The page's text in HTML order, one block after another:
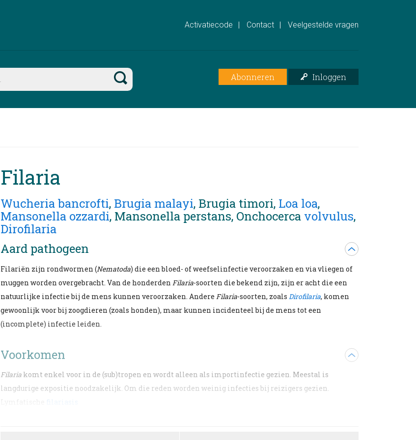
Activatiecode Contact Veelgestelde vragen
Abonneren Inloggen
Filaria
Wucheria bancrofti, Brugia malayi, Brugia timori, Loa loa,
Mansonella ozzardi, Mansonella perstans, Onchocerca volvulus,
Dirofilaria
Aard pathogeen
Filariën zijn rondwormen (Nematoda) die een bloed- of weefselinfectie veroorzaken en via vliegen of
muggen worden overgebracht. Van de honderden Filaria-soorten die bekend zijn, zijn er acht die een
natuurlijke infectie bij de mens kunnen veroorzaken. Andere Filaria-soorten, zoals Dirofilaria, komen
gewoonlijk voor bij zoogdieren (zoals honden), maar kunnen incidenteel bij de mens tot een
(incomplete) infectie leiden.
Voorkomen
Filariakomt enkel voor in de (sub)tropen en wordt alleen als importinfectie gezien. Meestal is
langdurige expositie noodzakelijk. Om die reden worden weinig infecties bij reizigers gezien.